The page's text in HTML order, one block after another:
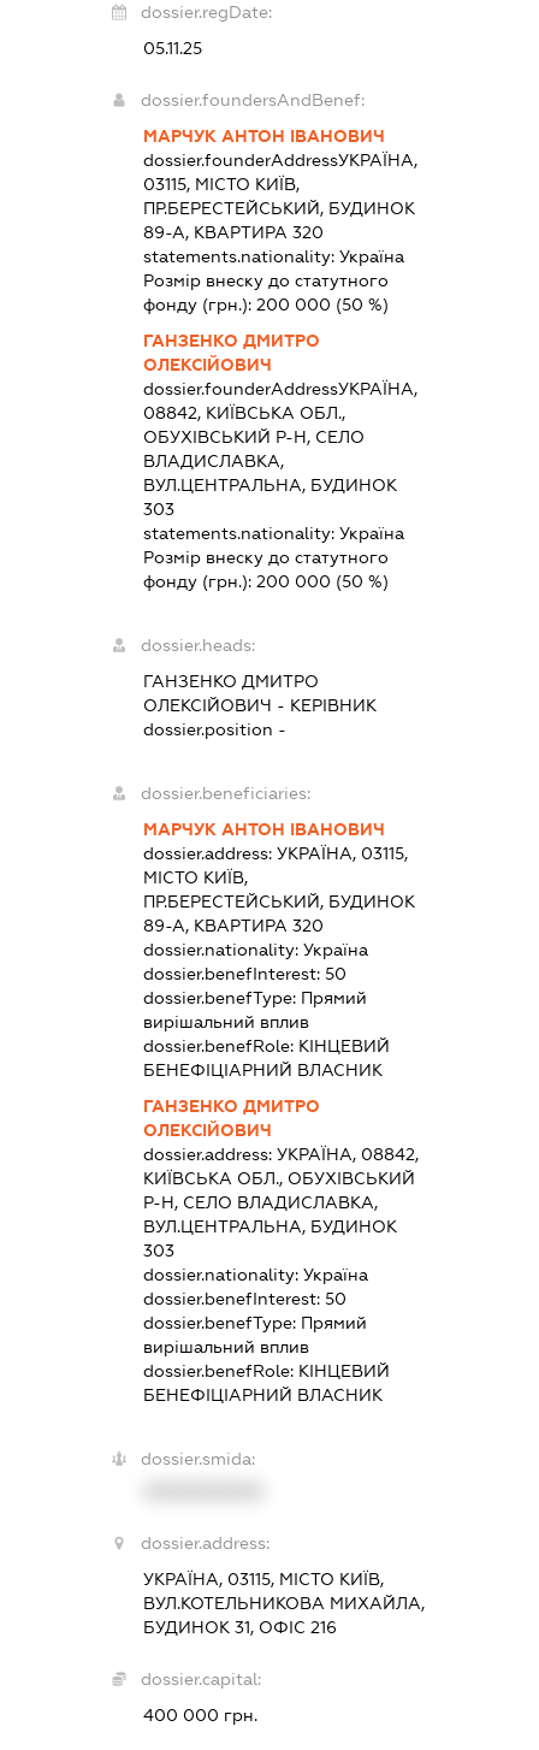
dossier.regDate:
05.11.25
dossier.foundersAndBenef:
МАРЧУК АНТОН ІВАНОВИЧ
dossier.founderAddressУКРАЇНА,
03115, МІСТО КИЇВ,
ПР.БЕРЕСТЕЙСЬКИЙ, БУДИНОК
89-А, КВАРТИРА 320
statements.nationality:Україна
Розмір внеску до статутного
фонду (грн.):200 000 (50 %)
ГАНЗЕНКО ДМИТРО
ОЛЕКСІЙОВИЧ
dossier.founderAddressУКРАЇНА,
08842, КИЇВСЬКА ОБЛ.,
ОБУХІВСЬКИЙ Р-Н, СЕЛО
ВЛАДИСЛАВКА,
ВУЛ.ЦЕНТРАЛЬНА, БУДИНОК
303
statements.nationality:Україна
Розмір внеску до статутного
фонду (грн.):200 000 (50 %)
dossier.heads:
ГАНЗЕНКО ДМИТРО
ОЛЕКСІЙОВИЧ - КЕРІВНИК
dossier.position -
dossier.beneficiaries:
МАРЧУК АНТОН ІВАНОВИЧ
dossier.address:УКРАЇНА, 03115,
МІСТО КИЇВ,
ПР.БЕРЕСТЕЙСЬКИЙ, БУДИНОК
89-А, КВАРТИРА 320
dossier.nationality:Україна
dossier.benefInterest:50
dossier.benefType: Прямий
вирішальний вплив
dossier.benefRole: КІНЦЕВИЙ
БЕНЕФІЦІАРНИЙ ВЛАСНИК
ГАНЗЕНКО ДМИТРО
ОЛЕКСІЙОВИЧ
dossier.address:УКРАЇНА, 08842,
КИЇВСЬКА ОБЛ., ОБУХІВСЬКИЙ
Р-Н, СЕЛО ВЛАДИСЛАВКА,
ВУЛ.ЦЕНТРАЛЬНА, БУДИНОК
303
dossier.nationality:Україна
dossier.benefInterest:50
dossier.benefType: Прямий
вирішальний вплив
dossier.benefRole: КІНЦЕВИЙ
БЕНЕФІЦІАРНИЙ ВЛАСНИК
dossier.smida:
dossier.address:
УКРАЇНА, 03115, МІСТО КИЇВ,
ВУЛ.КОТЕЛЬНИКОВА МИХАЙЛА,
БУДИНОК 31, ОФІС 216
dossier.capital:
400 000 грн.